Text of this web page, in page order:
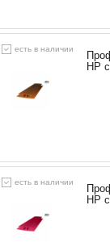
есть в наличии
HP
есть в наличии
HP